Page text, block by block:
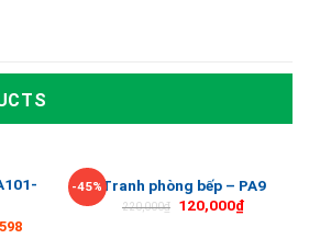
-45%Tranh phòng bếp – PA9
220,000₫ 120,000₫